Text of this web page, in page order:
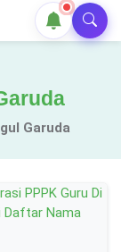
Garuda